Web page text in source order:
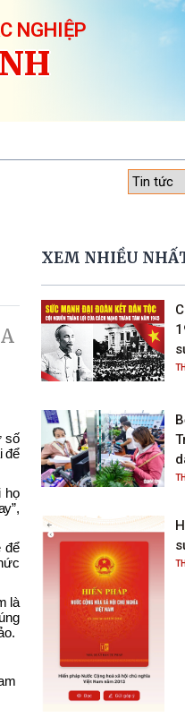
NGHIỆP
A
số
để
họ
để
là
XEM NHIỀU